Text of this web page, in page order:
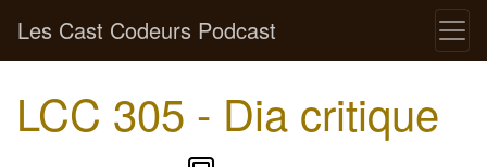
Les Cast Codeurs Podcast
LCC 305 - Dia critique